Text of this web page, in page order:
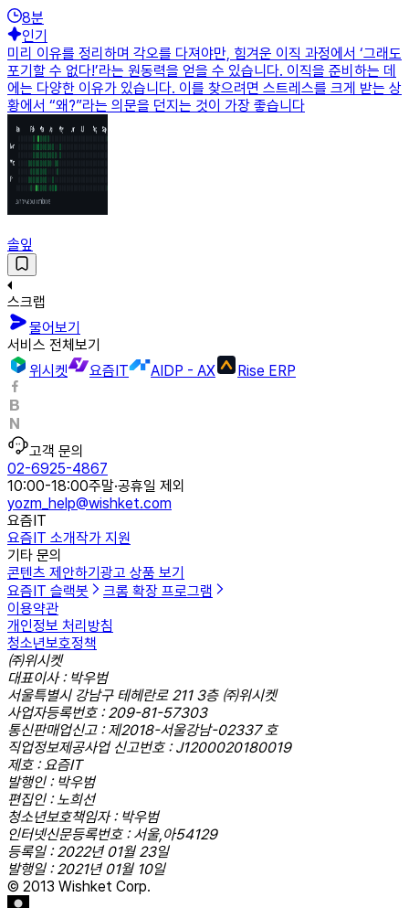
8분
인기
미리 이유를 정리하며 각오를 다져야만, 힘겨운 이직 과정에서 ‘그래도
포기할 수 없다!’라는 원동력을 얻을 수 있습니다. 이직을 준비하는 데
에는 다양한 이유가 있습니다. 이를 찾으려면 스트레스를 크게 받는 상
황에서 “왜?”라는 의문을 던지는 것이 가장 좋습니다
솔잎
스크랩
물어보기
서비스 전체보기
위시켓
요즘IT AIDP - AX Rise ERP
고객 문의
02-6925-4867
10:00-18:00주말·공휴일 제외
yozm_help@wishket.com
요즘IT
요즘IT 소개작가 지원
기타 문의
콘텐츠 제안하기 광고 상품 보기
요즘IT 슬랙봇
크롬 확장 프로그램
이용약관
개인정보 처리방침
청소년보호정책
㈜위시켓
대표이사 : 박우범
서울특별시 강남구 테헤란로 211 3층 ㈜위시켓
사업자등록번호 : 209-81-57303
통신판매업신고 : 제2018-서울강남-02337 호
직업정보제공사업 신고번호 : J1200020180019
제호 : 요즘IT
발행인 : 박우범
편집인 : 노희선
청소년보호책임자 : 박우범
인터넷신문등록번호 : 서울,아54129
등록일 : 2022년 01월 23일
발행일 : 2021년 01월 10일
© 2013 Wishket Corp.